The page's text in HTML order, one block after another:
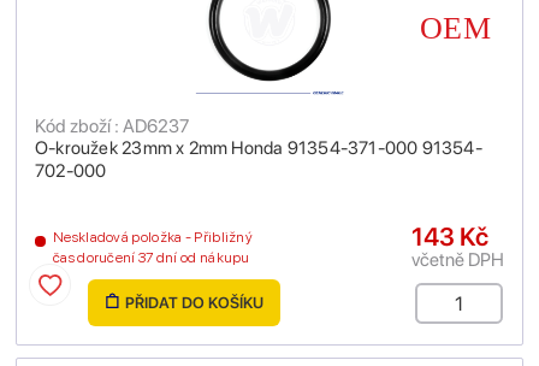
O-kroužek 23mm x 2mm Honda 91354-371-000 91354-
702-000
Kód zboží : AD6237
Neskladová položka - Přibližný
čas doručení 37 dní od nákupu
143 Kč
včetně DPH
PŘIDAT DO KOŠÍKU